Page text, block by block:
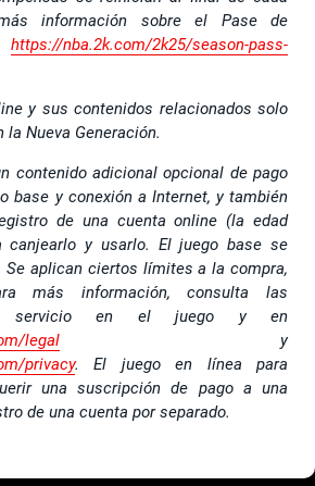
información sobre el Pase de
https://nba.2k.com/2k25/season-pass-
y sus contenidos relacionados solo
Nueva Generación.
contenido adicional opcional de pago
base y conexión a Internet, y también
de una cuenta online (la edad
canjearlo y usarlo. El juego base se
Se aplican ciertos límites a la compra,
más información, consulta las
servicio en el juego y en
legal y
privacy. El juego en línea para
una suscripción de pago a una
de una cuenta por separado.